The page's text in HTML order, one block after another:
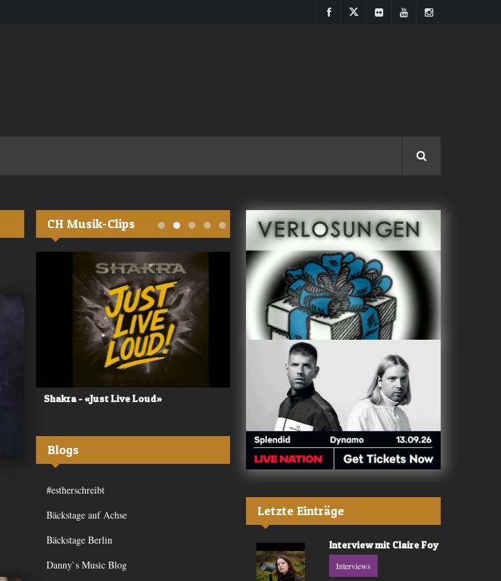
CH Musik-Clips
Shakra - «Just Live Loud» Valerù - «IL MARE»
Blogs
#estherschreibt
Bäckstage auf Achse
Bäckstage Berlin
Danny`s Music Blog
Letzte Einträge
Interview mit Claire Foy
Interviews